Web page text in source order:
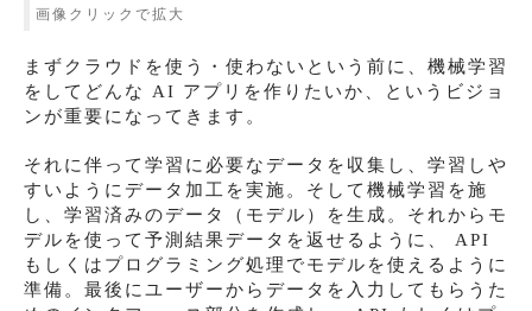
画像クリックで拡大
まずクラウドを使う・使わないという前に、機械学習
をしてどんな AI アプリを作りたいか、というビジョ
ンが重要になってきます。
それに伴って学習に必要なデータを収集し、学習しや
すいようにデータ加工を実施。そして機械学習を施
し、学習済みのデータ（モデル）を生成。それからモ
デルを使って予測結果データを返せるように、 API
もしくはプログラミング処理でモデルを使えるように
準備。最後にユーザーからデータを入力してもらうた